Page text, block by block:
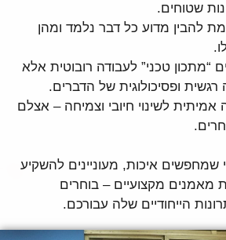
שטוחים.
להבין מדוע כל דבר נלמד ומהן
טכני” לעבודה רובוטית אלא
ופסיכולוגית של הדברים.
לשינוי חיובי וצמיחה – אצלם
איכות, מעוניינים להשקיע
מאמנים מקצועיים – בוחרים